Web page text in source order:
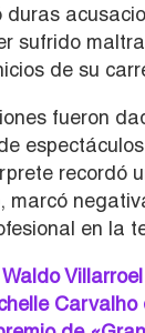
duras
sufrido
de su
fueron
espectáculos
recordó
marcó
en la
Carvalho